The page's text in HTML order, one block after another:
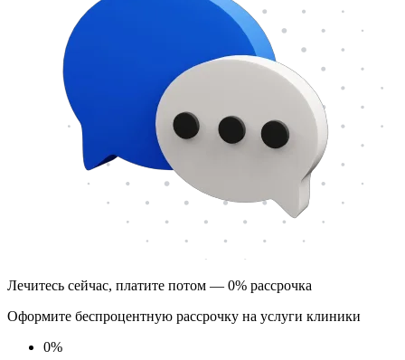
Лечитесь сейчас, платите потом — 0% рассрочка
Оформите беспроцентную рассрочку на услуги клиники
0%